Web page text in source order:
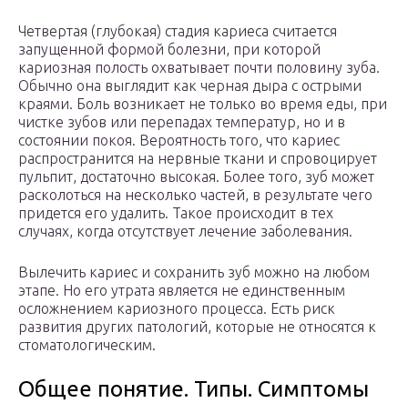
Четвертая (глубокая) стадия кариеса считается
запущенной формой болезни, при которой
кариозная полость охватывает почти половину зуба.
Обычно она выглядит как черная дыра с острыми
краями. Боль возникает не только во время еды, при
чистке зубов или перепадах температур, но и в
состоянии покоя. Вероятность того, что кариес
распространится на нервные ткани и спровоцирует
пульпит, достаточно высокая. Более того, зуб может
расколоться на несколько частей, в результате чего
придется его удалить. Такое происходит в тех
случаях, когда отсутствует лечение заболевания.
Вылечить кариес и сохранить зуб можно на любом
этапе. Но его утрата является не единственным
осложнением кариозного процесса. Есть риск
развития других патологий, которые не относятся к
стоматологическим.
Общее понятие. Типы. Симптомы